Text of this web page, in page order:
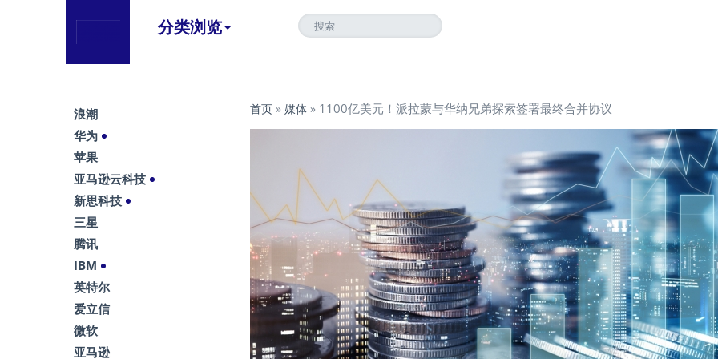
分类浏览
首页 » 媒体 » 1100亿美元！派拉蒙与华纳兄弟探索签署最终合并协议
浪潮
华为
苹果
亚马逊云科技
新思科技
三星
腾讯
IBM
英特尔
爱立信
微软
亚马逊